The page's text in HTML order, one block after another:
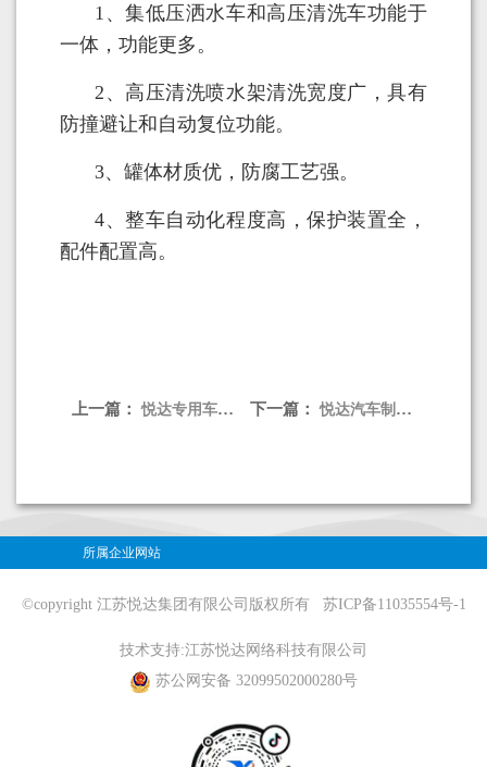
1、集低压洒水车和高压清洗车功能于
一体，功能更多。
2、高压清洗喷水架清洗宽度广，具有
防撞避让和自动复位功能。
3、罐体材质优，防腐工艺强。
4、整车自动化程度高，保护装置全，
配件配置高。
上一篇：悦达专用车换电式纯电动车厢可卸式垃圾车 下一篇：悦达汽车制造01 Pro 单排封闭式货车
所属企业网站
©copyright 江苏悦达集团有限公司版权所有 苏ICP备11035554号-1
技术支持:江苏悦达网络科技有限公司
苏公网安备 32099502000280号